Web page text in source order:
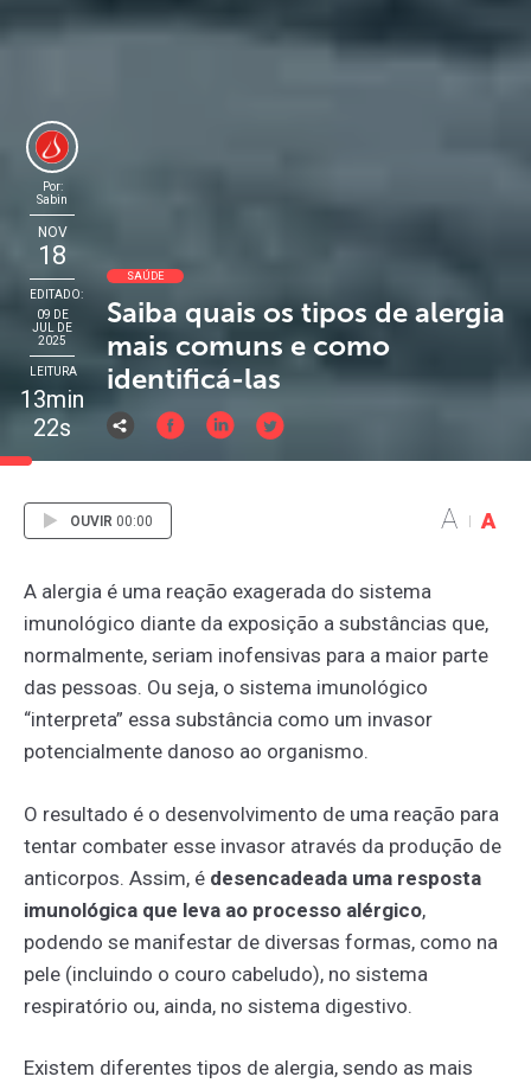
SAÚDE
Saiba quais os tipos de alergia
mais comuns e como
identificá-las
Por:
Sabin
NOV
18
EDITADO:
09 DE
JUL DE
2025
LEITURA
13min
22s
OUVIR 00:00 A A
A alergia é uma reação exagerada do sistema
imunológico diante da exposição a substâncias que,
normalmente, seriam inofensivas para a maior parte
das pessoas. Ou seja, o sistema imunológico
“interpreta” essa substância como um invasor
potencialmente danoso ao organismo.
O resultado é o desenvolvimento de uma reação para
tentar combater esse invasor através da produção de
anticorpos. Assim, é desencadeada uma resposta
imunológica que leva ao processo alérgico,
podendo se manifestar de diversas formas, como na
pele (incluindo o couro cabeludo), no sistema
respiratório ou, ainda, no sistema digestivo.
Existem diferentes tipos de alergia, sendo as mais